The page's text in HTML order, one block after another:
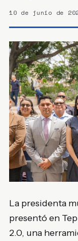
10 de junio de
La presidenta
presentó en
2.0, una